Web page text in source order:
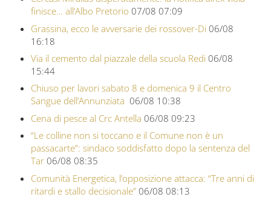
finisce… all’Albo Pretorio 07/08 07:09
Grassina, ecco le avversarie dei rossover-Di 06/08
16:18
Via il cemento dal piazzale della scuola Redi 06/08
15:44
Chiuso per lavori sabato 8 e domenica 9 il Centro
Sangue dell’Annunziata 06/08 10:38
Cena di pesce al Crc Antella 06/08 09:23
“Le colline non si toccano e il Comune non è un
passacarte”: sindaco soddisfatto dopo la sentenza del
Tar 06/08 08:35
Comunità Energetica, l’opposizione attacca: “Tre anni di
ritardi e stallo decisionale” 06/08 08:13